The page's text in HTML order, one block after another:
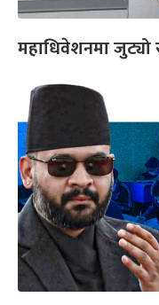
महाधिवेशनमा जुट्यो